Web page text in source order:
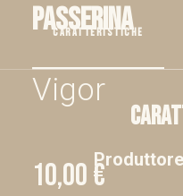
Passerina
Vigor
10,00€
CARATTERISTICHE
Produttore